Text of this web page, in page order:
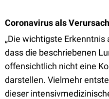
Coronavirus als
„Die wichtigste
dass die beschriebenen
offensichtlich nicht eine
darstellen. Vielmehr
dieser